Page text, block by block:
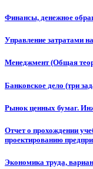
Финансы, денежное
Управление затратами
Менеджмент (Общая
Банковское дело (три
Рынок ценных бумаг.
Отчет о прохождении
проектированию
Экономика труда,